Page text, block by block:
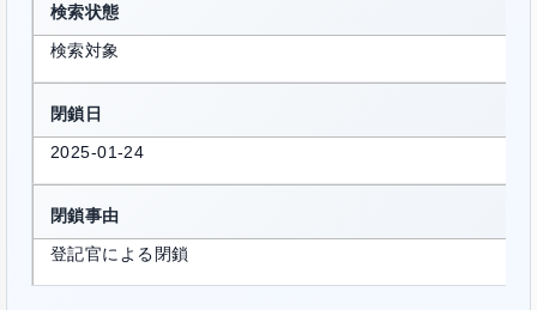
検索状態
検索対象
閉鎖日
2025-01-24
閉鎖事由
登記官による閉鎖